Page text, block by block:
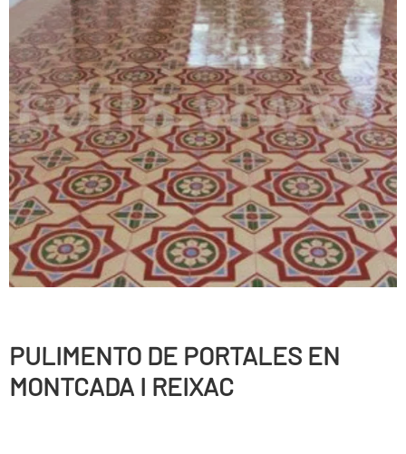
PULIMENTO DE PORTALES EN
MONTCADA I REIXAC